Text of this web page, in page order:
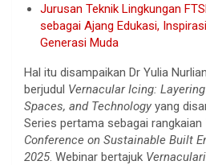
Jurusan Teknik Lingkungan
sebagai Ajang Edukasi,
Generasi Muda
Hal itu disampaikan Dr Yulia
berjudul Vernacular Icing:
Spaces, and Technology yang
Series pertama sebagai rangkaian
Conference on Sustainable Built
2025. Webinar bertajuk